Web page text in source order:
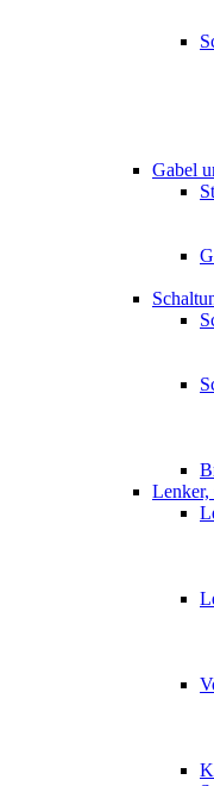
Gabel
Lenker,